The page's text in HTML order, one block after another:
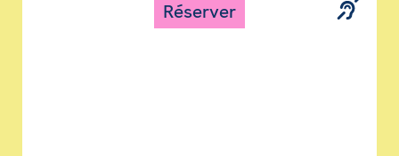
Réserver